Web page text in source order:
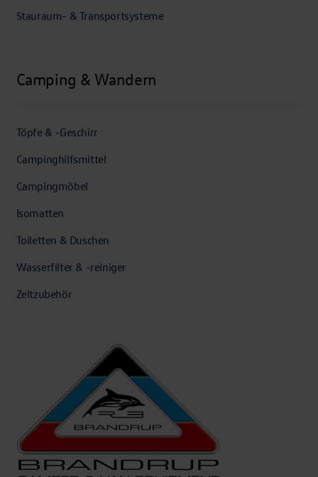
Stauraum- & Transportsysteme
Camping & Wandern
Töpfe & -Geschirr
Campinghilfsmittel
Campingmöbel
Isomatten
Toiletten & Duschen
Wasserfilter & -reiniger
Zeltzubehör